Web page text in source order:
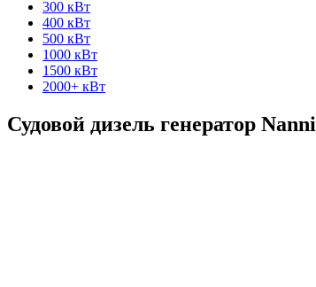
300 кВт
400 кВт
500 кВт
1000 кВт
1500 кВт
2000+ кВт
Судовой дизель генератор Nanni